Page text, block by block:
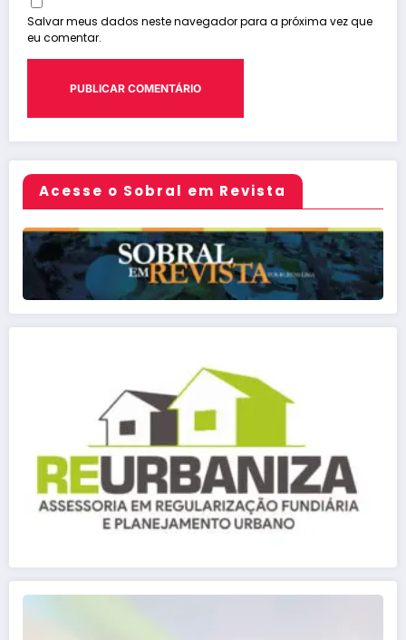
Salvar meus dados neste navegador para a próxima vez que
eu comentar.
Acesse o Sobral em Revista